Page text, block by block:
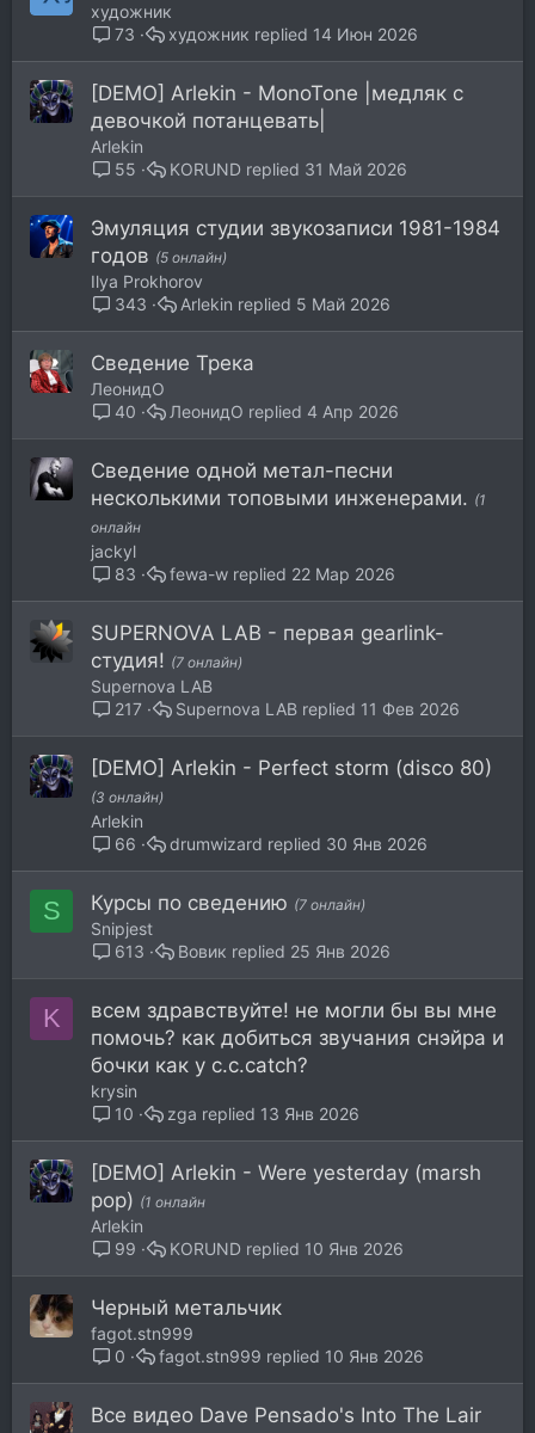
художник
73
14 Июн 2026
художник
[DEMO] Arlekin - MonoTone |медляк с
девочкой потанцевать|
Arlekin
55
31 Май 2026
KORUND
Эмуляция студии звукозаписи 1981-1984
годов (5 онлайн)
Ilya Prokhorov
343
5 Май 2026
Arlekin
Сведение Трека
ЛеонидО
40
4 Апр 2026
ЛеонидО
Сведение одной метал-песни
несколькими топовыми инженерами. (1
онлайн
jackyl
83
22 Мар 2026
fewa-w
SUPERNOVA LAB - первая gearlink-
студия! (7 онлайн)
Supernova LAB
217
11 Фев 2026
Supernova LAB
[DEMO] Arlekin - Perfect storm (disco 80)
(3 онлайн)
Arlekin
66
30 Янв 2026
drumwizard
S Курсы по сведению (7 онлайн)
Snipjest
613
25 Янв 2026
Вовик
K
всем здравствуйте! не могли бы вы мне
помочь? как добиться звучания снэйра и
бочки как у c.c.catch?
krysin
10
13 Янв 2026
zga
[DEMO] Arlekin - Were yesterday (marsh
pop) (1 онлайн
Arlekin
99
10 Янв 2026
KORUND
Черный метальчик
fagot.stn999
0
10 Янв 2026
fagot.stn999
Все видео Dave Pensado's Into The Lair